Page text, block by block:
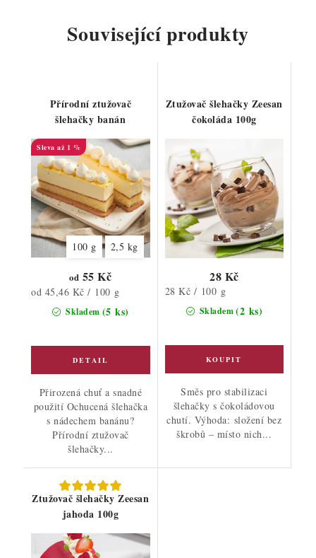
Související produkty
Přírodní ztužovač
šlehačky banán
až 1 %
100 g 2,5 kg
Skladem (5 ks)
od 55 Kč
Měrná
od 45,46 Kč / 100 g
Přirozená chuť a snadné
použití Ochucená šlehačka
s nádechem banánu?
Přírodní ztužovač
šlehačky...
Ztužovač šlehačky Zeesan
čokoláda 100g
Skladem(2 ks)
28 Kč
Měrná
28 Kč / 100 g
Směs pro stabilizaci
šlehačky s čokoládovou
chutí. Výhoda: složení bez
škrobů – místo nich...
Ztužovač šlehačky Zeesan
jahoda 100g